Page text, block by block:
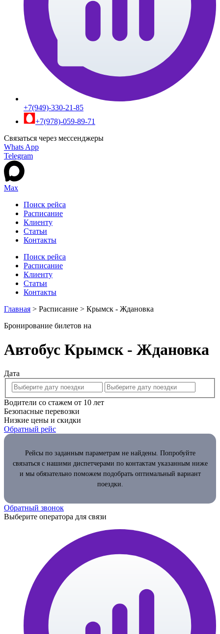
+7(949)-330-21-85
+7(978)-059-89-71
Связаться через мессенджеры
Whats App
Telegram
Max
Поиск рейса
Расписание
Клиенту
Статьи
Контакты
Поиск рейса
Расписание
Клиенту
Статьи
Контакты
Главная > Расписание > Крымск - Ждановка
Бронирование билетов на
Автобус Крымск - Ждановка
Дата
Водители со стажем от 10 лет
Безопасные перевозки
Низкие цены и скидки
Обратный рейс
Рейсы по заданным параметрам не найдены. Попробуйте
связаться с нашими диспетчерами по контактам указанным ниже
и мы обязательно поможем подобрать оптимальный вариант
поездки.
Обратный звонок
Выберите оператора для связи